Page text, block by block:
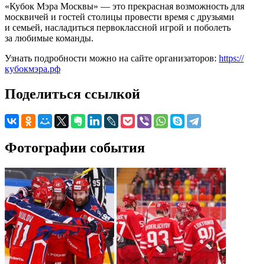
«Кубок Мэра Москвы» — это прекрасная возможность для
москвичей и гостей столицы провести время с друзьями
и семьей, насладиться первоклассной игрой и поболеть
за любимые команды.
Узнать подробности можно на сайте организаторов: https://
кубокмэра.рф
Поделиться ссылкой
Фотографии события